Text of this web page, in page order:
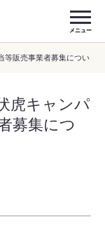
メニュー
等販売事業者募集につい
虎キャンパ
募集につ